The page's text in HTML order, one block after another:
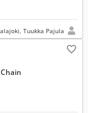
Tuukka Pajula